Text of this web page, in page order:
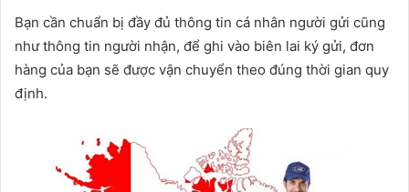
Bạn cần chuẩn bị đầy đủ thông tin cá nhân người gửi cũng
như thông tin người nhận, để ghi vào biên lai ký gửi, đơn
hàng của bạn sẽ được vận chuyển theo đúng thời gian quy
định.